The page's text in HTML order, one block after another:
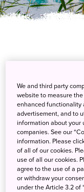
후쿠시마 또는 고리야마
센다이에서 오시는 경우:
니가타역에서 오시는 경우:
야마가타에서 오시는 경
도쿄에서 오시는 경우:
We and third party
website to measure
enhanced functionality
advertisement, and to
information about your
companies. See our
information. Please
of all of our cookies.
use of all our cookies.
agree to the use of a
or withdraw your
under the Article 3.2 of